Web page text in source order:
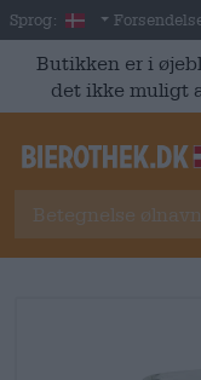
Skip to main content
Sprog: Danish
Butikken er i
det ikke muligt